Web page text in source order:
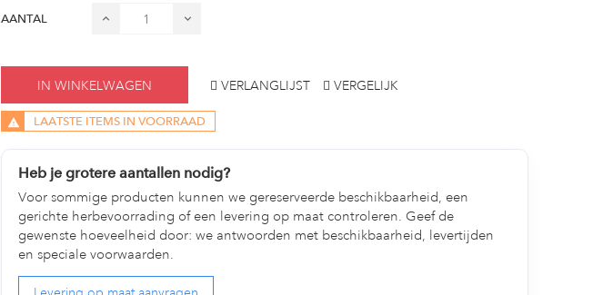
AANTAL
IN WINKELWAGEN VERLANGLIJST VERGELIJK
LAATSTE ITEMS IN VOORRAAD
Heb je grotere aantallen nodig?
Voor sommige producten kunnen we gereserveerde beschikbaarheid, een
gerichte herbevoorrading of een levering op maat controleren. Geef de
gewenste hoeveelheid door: we antwoorden met beschikbaarheid, levertijden
en speciale voorwaarden.